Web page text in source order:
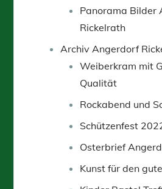
Panorama Bilder
Rickelrath
Archiv Angerdorf
Weiberkram mit
Qualität
Rockabend und
Schützenfest
Osterbrief
Kunst für den